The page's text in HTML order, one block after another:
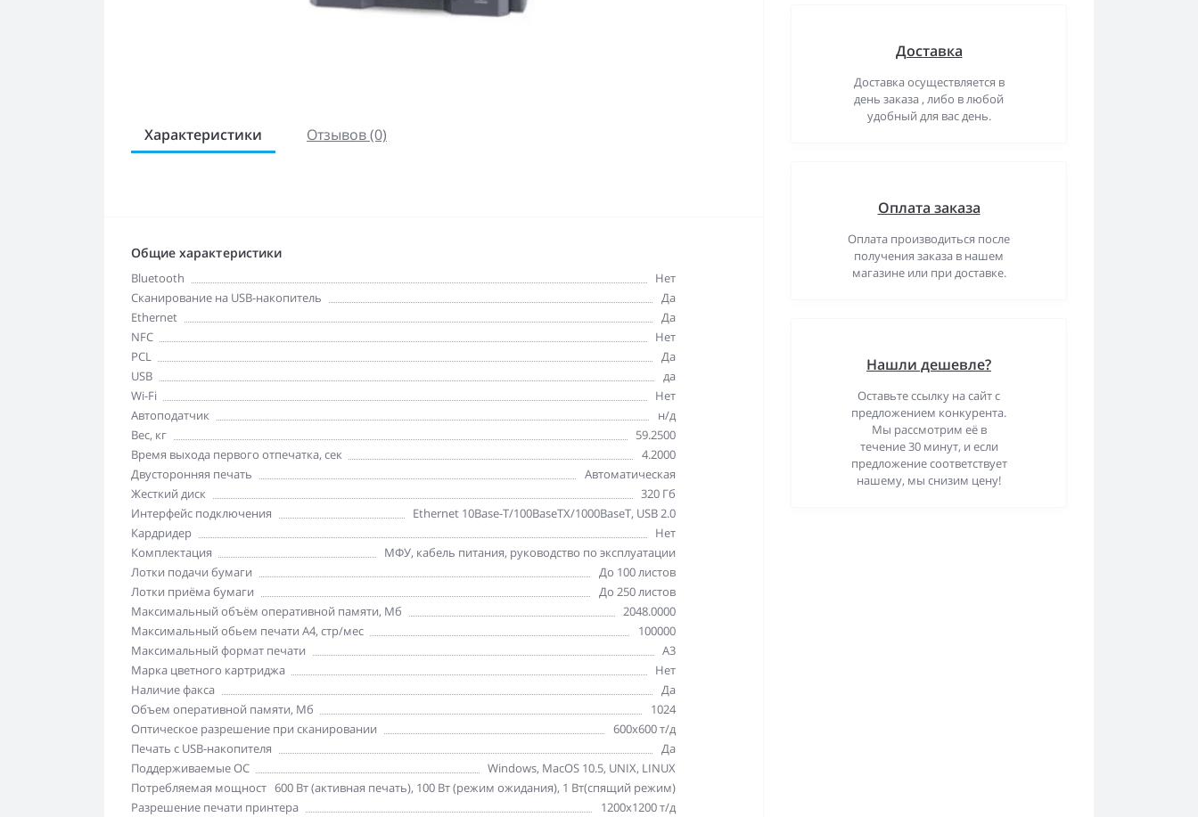
Характеристики Отзывов (0)
Общие характеристики
Bluetooth
Нет
Cканирование на USB-накопитель
Да
Ethernet
Да
NFC
Нет
PCL
Да
USB
да
Wi-Fi
Нет
Автоподатчик
н/д
Вес, кг
59.2500
Время выхода первого отпечатка, сек
4.2000
Двусторонняя печать
Автоматическая
Жесткий диск
320 Гб
Интерфейс подключения
Ethernet 10Base-T/100BaseTX/1000BaseT, USB 2.0
Кардридер
Нет
Комплектация
МФУ, кабель питания, руководство по эксплуатации
Лотки подачи бумаги
До 100 листов
Лотки приёма бумаги
До 250 листов
Максимальный объём оперативной памяти, Мб
2048.0000
Максимальный обьем печати А4, стр/мес
100000
Максимальный формат печати
A3
Марка цветного картриджа
Нет
Наличие факса
Да
Объем оперативной памяти, Мб
1024
Оптическое разрешение при сканировании
600x600 т/д
Печать с USB-накопителя
Да
Поддерживаемые ОС
Windows, MacOS 10.5, UNIX, LINUX
Потребляемая мощность 600 Вт (активная печать), 100 Вт (режим ожидания), 1 Вт(спящий режим)
Разрешение печати принтера
1200x1200 т/д
Доставка
Доставка осуществляется в
день заказа , либо в любой
удобный для вас день.
Оплата заказа
Оплата производиться после
получения заказа в нашем
магазине или при доставке.
Нашли дешевле?
Оставьте ссылку на сайт с
предложением конкурента.
Мы рассмотрим её в
течение 30 минут, и если
предложение соответствует
нашему, мы снизим цену!